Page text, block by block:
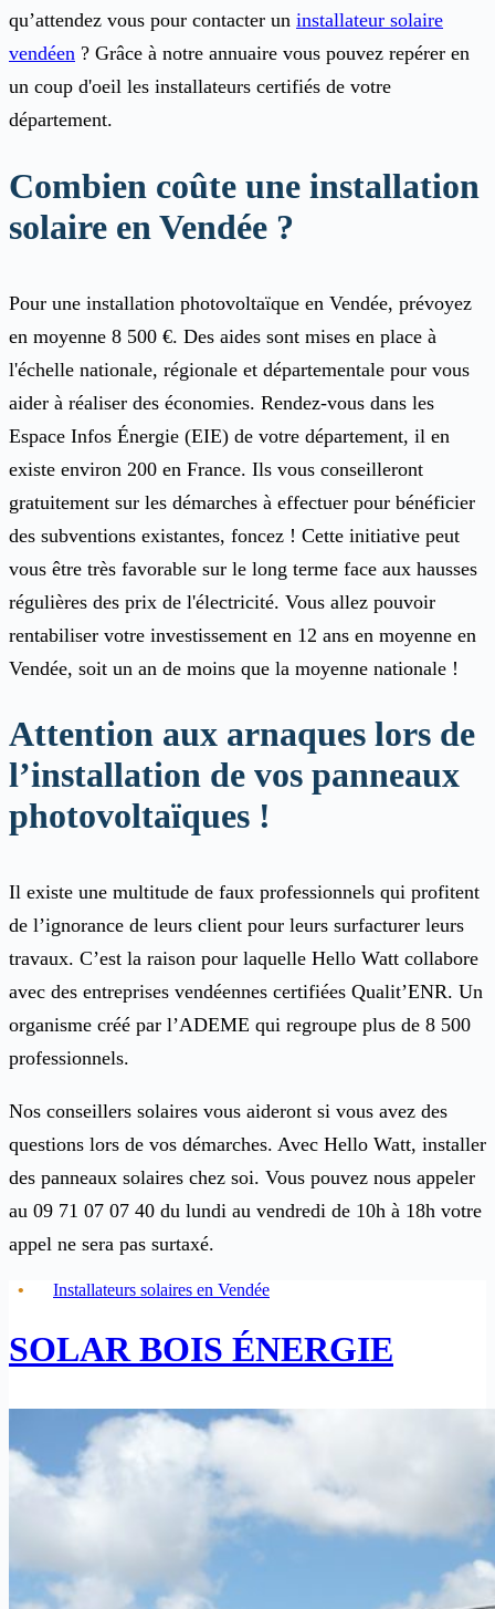
qu’attendez vous pour contacter un installateur solaire
vendéen ? Grâce à notre annuaire vous pouvez repérer en
un coup d'oeil les installateurs certifiés de votre
département.
Combien coûte une installation
solaire en Vendée ?
Pour une installation photovoltaïque en Vendée, prévoyez
en moyenne 8 500 €. Des aides sont mises en place à
l'échelle nationale, régionale et départementale pour vous
aider à réaliser des économies. Rendez-vous dans les
Espace Infos Énergie (EIE) de votre département, il en
existe environ 200 en France. Ils vous conseilleront
gratuitement sur les démarches à effectuer pour bénéficier
des subventions existantes, foncez ! Cette initiative peut
vous être très favorable sur le long terme face aux hausses
régulières des prix de l'électricité. Vous allez pouvoir
rentabiliser votre investissement en 12 ans en moyenne en
Vendée, soit un an de moins que la moyenne nationale !
Attention aux arnaques lors de
l’installation de vos panneaux
photovoltaïques !
Il existe une multitude de faux professionnels qui profitent
de l’ignorance de leurs client pour leurs surfacturer leurs
travaux. C’est la raison pour laquelle Hello Watt collabore
avec des entreprises vendéennes certifiées Qualit’ENR. Un
organisme créé par l’ADEME qui regroupe plus de 8 500
professionnels.
Nos conseillers solaires vous aideront si vous avez des
questions lors de vos démarches. Avec Hello Watt, installer
des panneaux solaires chez soi. Vous pouvez nous appeler
au 09 71 07 07 40 du lundi au vendredi de 10h à 18h votre
appel ne sera pas surtaxé.
Installateurs solaires en Vendée
SOLAR BOIS ÉNERGIE